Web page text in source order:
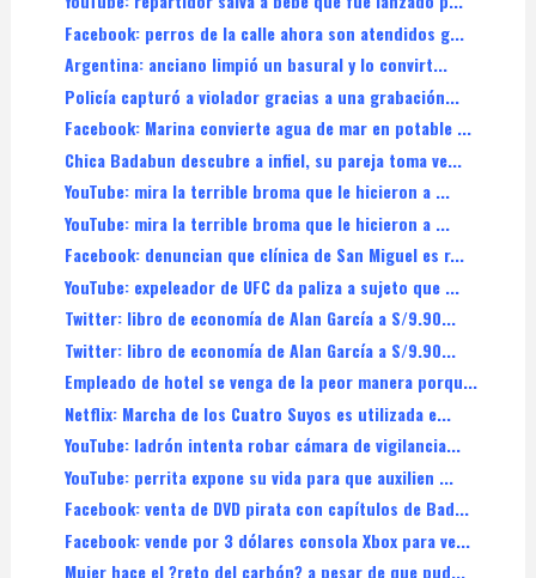
Facebook: perros de la calle ahora son atendidos g...
Argentina: anciano limpió un basural y lo convirt...
Policía capturó a violador gracias a una grabación...
Facebook: Marina convierte agua de mar en potable ...
Chica Badabun descubre a infiel, su pareja toma ve...
YouTube: mira la terrible broma que le hicieron a ...
YouTube: mira la terrible broma que le hicieron a ...
Facebook: denuncian que clínica de San Miguel es r...
YouTube: expeleador de UFC da paliza a sujeto que ...
Twitter: libro de economía de Alan García a S/9.90...
Twitter: libro de economía de Alan García a S/9.90...
Empleado de hotel se venga de la peor manera porqu...
Netflix: Marcha de los Cuatro Suyos es utilizada e...
YouTube: ladrón intenta robar cámara de vigilancia...
YouTube: perrita expone su vida para que auxilien ...
Facebook: venta de DVD pirata con capítulos de Bad...
Facebook: vende por 3 dólares consola Xbox para ve...
Mujer hace el ?reto del carbón? a pesar de que pud...